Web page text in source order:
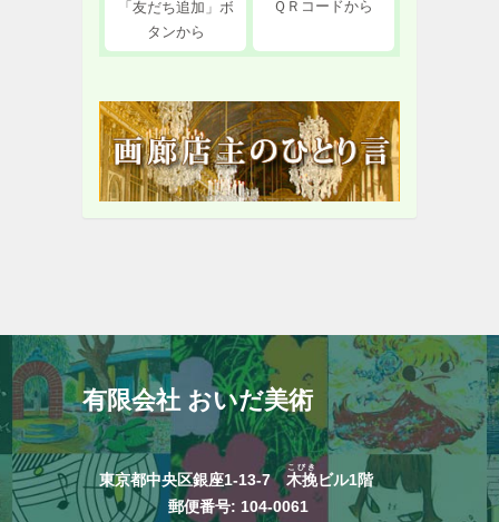
「友だち追加」ボ
タンから
ＱＲコードから
有限会社 おいだ美術
東京都中央区銀座1-13-7木挽
こびき
ビル1階
郵便番号: 104-0061